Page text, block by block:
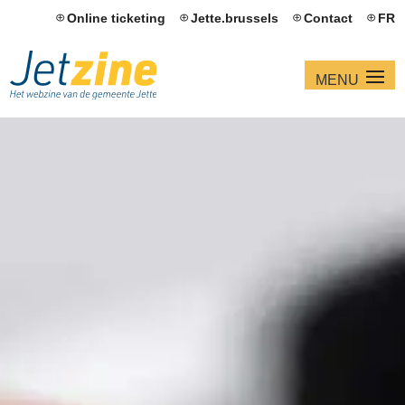
Online ticketing Jette.brussels Contact FR